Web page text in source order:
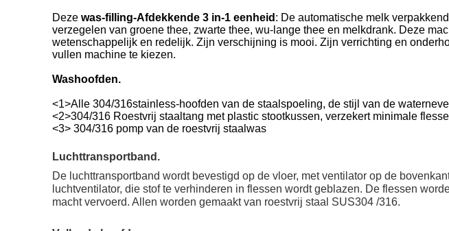
Deze was-filling-Afdekkende 3 in-1 eenheid : De automatische melk
verzegelen van groene thee, zwarte thee, wu-lange thee en melkdrank. Deze
wetenschappelijk en redelijk. Zijn verschijning is mooi. Zijn verrichting en
vullen machine te kiezen.
Washoofden.
<1>Alle 304/316stainless-hoofden van de staalspoeling, de stijl van de
<2>304/316 Roestvrij staaltang met plastic stootkussen, verzekert minimale
<3> 304/316 pomp van de roestvrij staalwas
Luchttransportband.
De luchttransportband wordt bevestigd op de vloer, met ventilator op de
luchtventilator, die stof te verhinderen in flessen wordt geblazen. De flessen
macht vervoerd. Allen worden gemaakt van roestvrij staal SUS304 /316.